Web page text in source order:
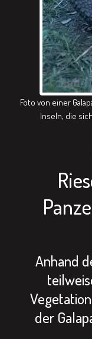
Foto von einer
Inseln, die
Anhand
der